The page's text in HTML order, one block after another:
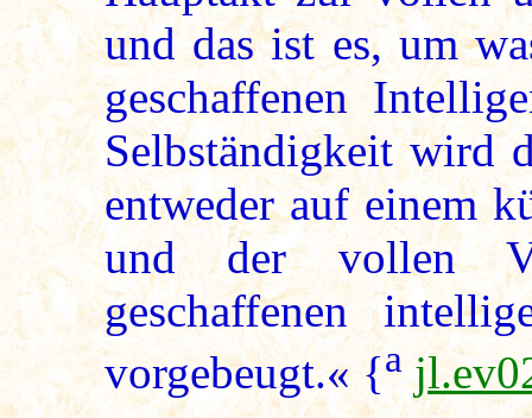
und das ist es, um
geschaffenen
Selbständigkeit wird
entweder auf einem
und der vollen
geschaffenen
vorgebeugt.« {a